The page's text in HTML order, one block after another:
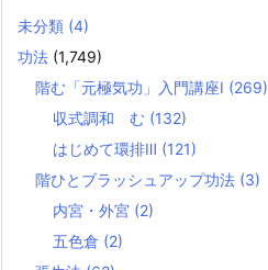
未分類 (4)
功法 (1,749)
階む「元極気功」入門講座Ⅰ (269)
収式調和 む (132)
はじめて環排Ⅲ (121)
階ひとブラッシュアップ功法 (3)
内宮・外宮 (2)
五色倉 (2)